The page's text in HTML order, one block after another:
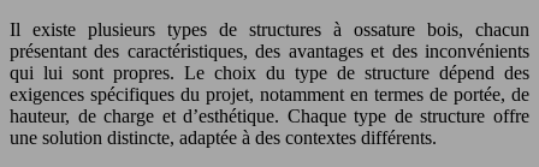
Il existe plusieurs types de structures à ossature bois, chacun
présentant des caractéristiques, des avantages et des inconvénients
qui lui sont propres. Le choix du type de structure dépend des
exigences spécifiques du projet, notamment en termes de portée, de
hauteur, de charge et d’esthétique. Chaque type de structure offre
une solution distincte, adaptée à des contextes différents.